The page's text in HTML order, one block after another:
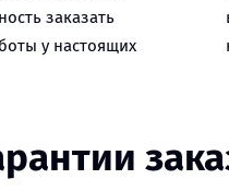
заказать
у настоящих